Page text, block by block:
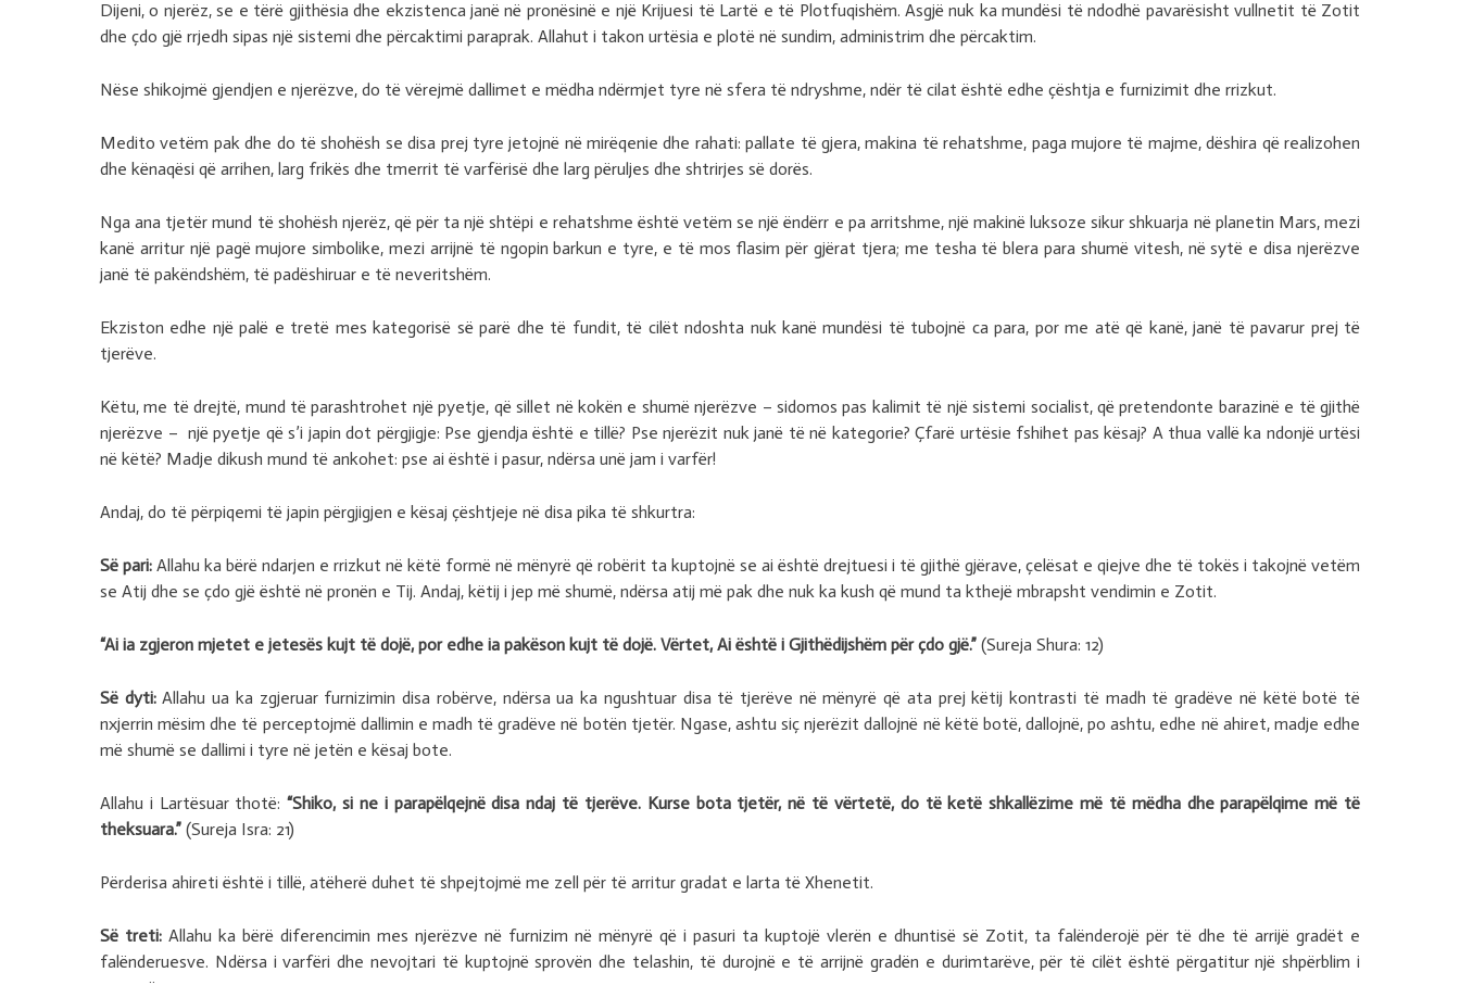
Dijeni, o njerëz, se e tërë gjithësia dhe ekzistenca janë në pronësinë e një Krijuesi të Lartë e të Plotfuqishëm. Asgjë nuk ka mundësi të ndodhë pavarësisht vullnetit të Zotit
dhe çdo gjë rrjedh sipas një sistemi dhe përcaktimi paraprak. Allahut i takon urtësia e plotë në sundim, administrim dhe përcaktim.
Nëse shikojmë gjendjen e njerëzve, do të vërejmë dallimet e mëdha ndërmjet tyre në sfera të ndryshme, ndër të cilat është edhe çështja e furnizimit dhe rrizkut.
Medito vetëm pak dhe do të shohësh se disa prej tyre jetojnë në mirëqenie dhe rahati: pallate të gjera, makina të rehatshme, paga mujore të majme, dëshira që realizohen
dhe kënaqësi që arrihen, larg frikës dhe tmerrit të varfërisë dhe larg përuljes dhe shtrirjes së dorës.
Nga ana tjetër mund të shohësh njerëz, që për ta një shtëpi e rehatshme është vetëm se një ëndërr e pa arritshme, një makinë luksoze sikur shkuarja në planetin Mars, mezi
kanë arritur një pagë mujore simbolike, mezi arrijnë të ngopin barkun e tyre, e të mos flasim për gjërat tjera; me tesha të blera para shumë vitesh, në sytë e disa njerëzve
janë të pakëndshëm, të padëshiruar e të neveritshëm.
Ekziston edhe një palë e tretë mes kategorisë së parë dhe të fundit, të cilët ndoshta nuk kanë mundësi të tubojnë ca para, por me atë që kanë, janë të pavarur prej të
tjerëve.
Këtu, me të drejtë, mund të parashtrohet një pyetje, që sillet në kokën e shumë njerëzve – sidomos pas kalimit të një sistemi socialist, që pretendonte barazinë e të gjithë
njerëzve – një pyetje që s’i japin dot përgjigje: Pse gjendja është e tillë? Pse njerëzit nuk janë të në kategorie? Çfarë urtësie fshihet pas kësaj? A thua vallë ka ndonjë urtësi
në këtë? Madje dikush mund të ankohet: pse ai është i pasur, ndërsa unë jam i varfër!
Andaj, do të përpiqemi të japin përgjigjen e kësaj çështjeje në disa pika të shkurtra:
Së pari: Allahu ka bërë ndarjen e rrizkut në këtë formë në mënyrë që robërit ta kuptojnë se ai është drejtuesi i të gjithë gjërave, çelësat e qiejve dhe të tokës i takojnë vetëm
se Atij dhe se çdo gjë është në pronën e Tij. Andaj, këtij i jep më shumë, ndërsa atij më pak dhe nuk ka kush që mund ta kthejë mbrapsht vendimin e Zotit.
“Ai ia zgjeron mjetet e jetesës kujt të dojë, por edhe ia pakëson kujt të dojë. Vërtet, Ai është i Gjithëdijshëm për çdo gjë.” (Sureja Shura: 12)
Së dyti:Allahu ua ka zgjeruar furnizimin disa robërve, ndërsa ua ka ngushtuar disa të tjerëve në mënyrë që ata prej këtij kontrasti të madh të gradëve në këtë botë të
nxjerrin mësim dhe të perceptojmë dallimin e madh të gradëve në botën tjetër. Ngase, ashtu siç njerëzit dallojnë në këtë botë, dallojnë, po ashtu, edhe në ahiret, madje edhe
më shumë se dallimi i tyre në jetën e kësaj bote.
Allahu i Lartësuar thotë:“Shiko, si ne i parapëlqejnë disa ndaj të tjerëve. Kurse bota tjetër, në të vërtetë, do të ketë shkallëzime më të mëdha dhe parapëlqime më të
theksuara.” (Sureja Isra: 21)
Përderisa ahireti është i tillë, atëherë duhet të shpejtojmë me zell për të arritur gradat e larta të Xhenetit.
Së treti: Allahu ka bërë diferencimin mes njerëzve në furnizim në mënyrë që i pasuri ta kuptojë vlerën e dhuntisë së Zotit, ta falënderojë për të dhe të arrijë gradët e
falënderuesve. Ndërsa i varfëri dhe nevojtari të kuptojnë sprovën dhe telashin, të durojnë e të arrijnë gradën e durimtarëve, për të cilët është përgatitur një shpërblim i